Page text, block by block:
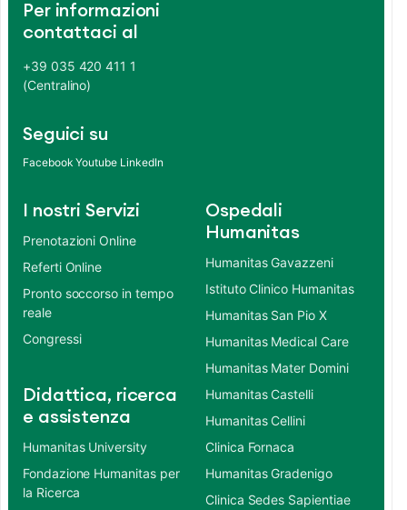
Per informazioni
contattaci al
+39 035 420 411 1
(Centralino)
Seguici su
Facebook Youtube LinkedIn
I nostri Servizi
Prenotazioni Online
Referti Online
Pronto soccorso in tempo
reale
Congressi
Didattica, ricerca
e assistenza
Humanitas University
Fondazione Humanitas per
la Ricerca
Ospedali
Humanitas
Humanitas Gavazzeni
Istituto Clinico Humanitas
Humanitas San Pio X
Humanitas Medical Care
Humanitas Mater Domini
Humanitas Castelli
Humanitas Cellini
Clinica Fornaca
Humanitas Gradenigo
Clinica Sedes Sapientiae